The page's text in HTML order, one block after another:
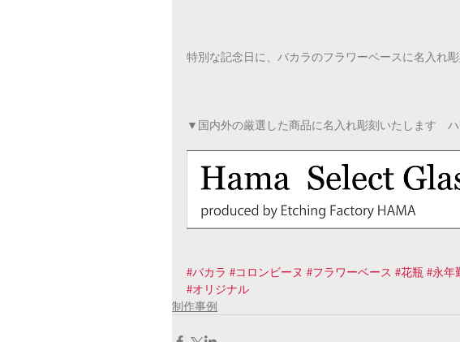
特別な記念日に、バカラのフラワーベースに名入れ
▼国内外の厳選した商品に名入れ彫刻いたします　
#バカラ #コロンビーヌ #フラワーベース #花瓶 #永年
#オリジナル
制作事例